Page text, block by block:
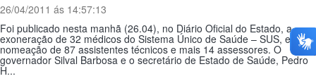
26/04/2011 ás 14:57:13
Foi publicado nesta manhã (26.04), no Diário Oficial do Estado, a
exoneração de 32 médicos do Sistema Único de Saúde – SUS, e a
nomeação de 87 assistentes técnicos e mais 14 assessores. O
governador Silval Barbosa e o secretário de Estado de Saúde, Pedro
H...